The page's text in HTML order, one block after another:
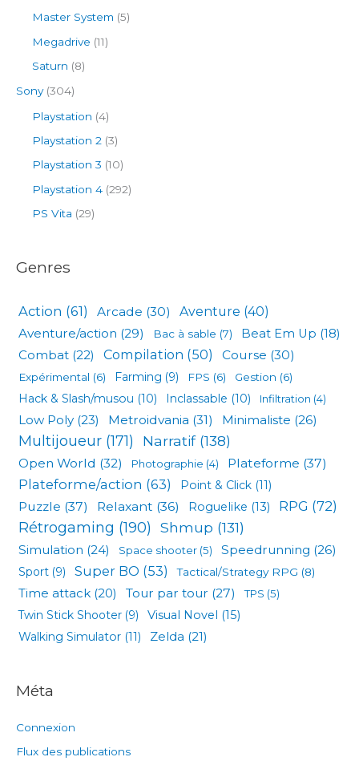
Master System (5)
Megadrive (11)
Saturn (8)
Sony(304)
Playstation (4)
Playstation 2 (3)
Playstation 3 (10)
Playstation 4 (292)
PS Vita (29)
Genres
Action (61) Arcade (30) Aventure (40)
Aventure/action (29) Bac à sable (7) Beat Em Up (18)
Combat (22) Compilation (50) Course (30)
Expérimental (6) Farming (9) FPS (6) Gestion (6)
Hack & Slash/musou (10) Inclassable (10) Infiltration (4)
Low Poly (23) Metroidvania (31) Minimaliste (26)
Multijoueur (171) Narratif(138)
Open World (32) Photographie (4) Plateforme (37)
Plateforme/action (63) Point & Click (11)
Puzzle (37) Relaxant (36) Roguelike (13) RPG (72)
Rétrogaming (190) Shmup (131)
Simulation (24) Space shooter (5) Speedrunning (26)
Sport (9) Super BO (53) Tactical/Strategy RPG (8)
Time attack (20) Tour par tour (27) TPS (5)
Twin Stick Shooter (9) Visual Novel
(15)
Walking Simulator (11) Zelda (21)
Méta
Connexion
Flux des publications